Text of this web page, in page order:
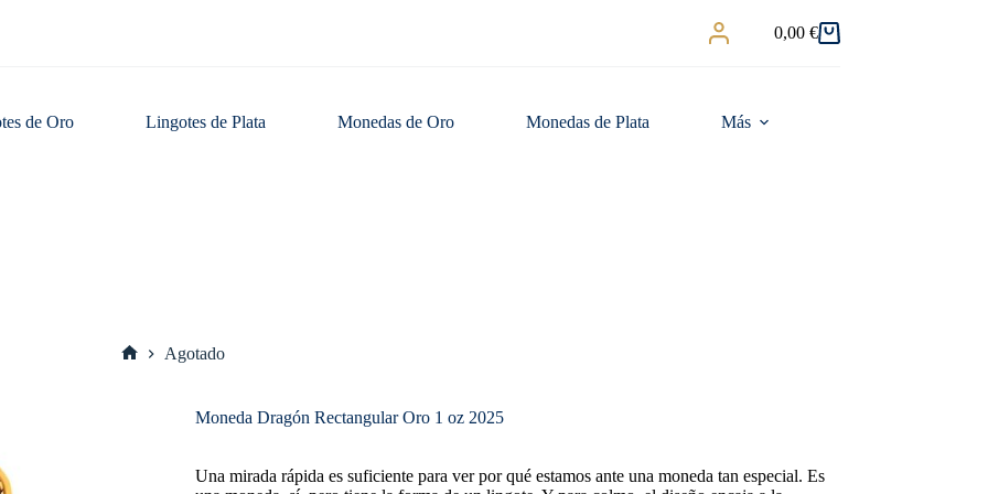
Carro
0,00 €
de Oro Lingotes de Plata Monedas de Oro Monedas de Plata Más
Agotado
Moneda Dragón Rectangular Oro 1 oz 2025
Una mirada rápida es suficiente para ver por qué estamos ante una moneda tan especial. Es